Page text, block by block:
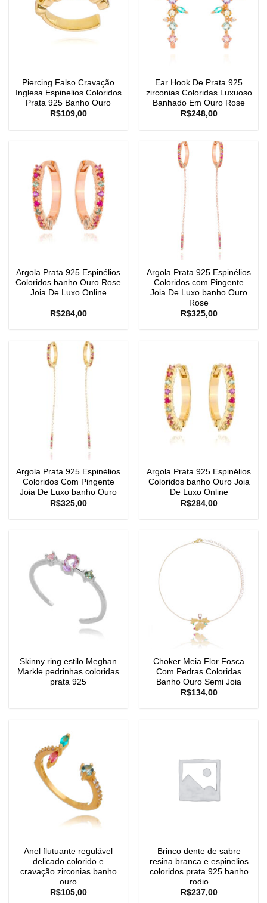
Piercing Falso Cravação
Inglesa Espinelios Coloridos
Prata 925 Banho Ouro
R$109,00
Ear Hook De Prata 925
zirconias Coloridas Luxuoso
Banhado Em Ouro Rose
R$248,00
Argola Prata 925 Espinélios
Coloridos banho Ouro Rose
Joia De Luxo Online
R$284,00
Argola Prata 925 Espinélios
Coloridos com Pingente
Joia De Luxo banho Ouro
Rose
R$325,00
Argola Prata 925 Espinélios
Coloridos Com Pingente
Joia De Luxo banho Ouro
R$325,00
Argola Prata 925 Espinélios
Coloridos banho Ouro Joia
De Luxo Online
R$284,00
Skinny ring estilo Meghan
Markle pedrinhas coloridas
prata 925
Choker Meia Flor Fosca
Com Pedras Coloridas
Banho Ouro Semi Joia
R$134,00
Anel flutuante regulável
delicado colorido e
cravação zirconias banho
ouro
R$105,00
Brinco dente de sabre
resina branca e espinelios
coloridos prata 925 banho
rodio
R$237,00